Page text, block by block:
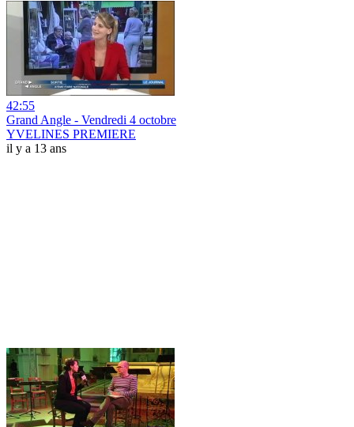
42:55
Grand Angle - Vendredi 4 octobre
YVELINES PREMIERE
il y a 13 ans